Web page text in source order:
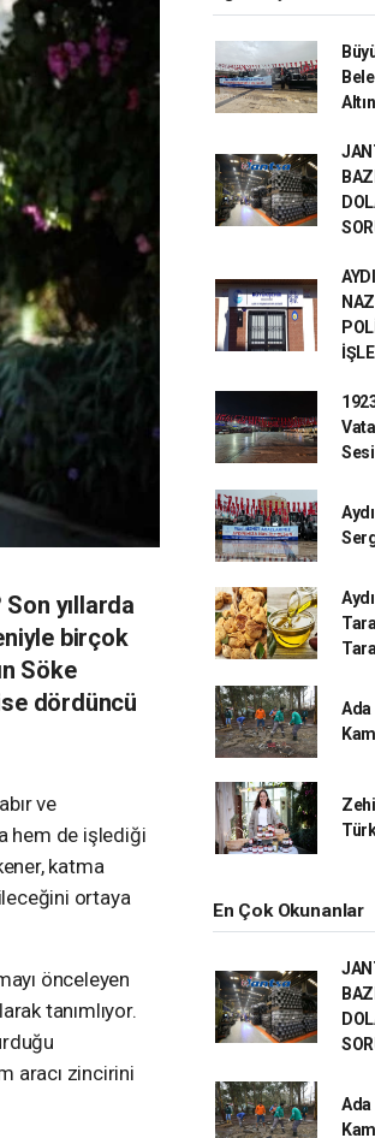
yıllarda
birçok
Söke
dördüncü
ve
hem de işlediği
katma
ortaya
önceleyen
tanımlıyor.
aracı zincirini
Ada
En Çok Okunanlar
Ada